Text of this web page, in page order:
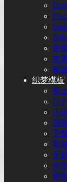
帝
苹
网
织梦模板
商
门
小
淘
下
商
手
外
博